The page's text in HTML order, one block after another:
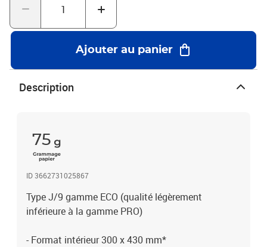
220x340mm 240x350mm Livres moyens,...G/7 230x340mm
295x370mm Bande-dessinées, gros livres, catalogues, format
A4+,...J/9 300x430mm 320x440mm Vêtements, certificats,
diplômes, format A3,...K/10 345x470mm 370x480mm Vêtements,
calendriers, cadres photos, format A3+,...CD 180x165mm
200x175mm Format spécial CD/DVD*dimensions +/- 10mmUn
excellent rapport qualité / prix en terme de protection et de
recyclage intelligent- possibilité de réutiliser le film bulle pour
protéger des objets fragiles.
Ajouter au panier
Description
75
ID 3662731025867
Type J/9 gamme ECO (qualité légèrement
inférieure à la gamme PRO)
- Format intérieur 300 x 430 mm*